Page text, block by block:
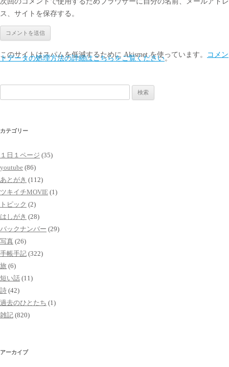
ス、サイトを保存する。
このサイトはスパムを低減するために Akismet を使っています。 コメン
トデータの処理方法の詳細はこちらをご覧ください。
索:
カテゴリー
１日１ページ (35)
youtube (86)
あとがき (112)
ツキイチMOVIE (1)
トピック (2)
はしがき (28)
バックナンバー (29)
写真 (26)
手帳手記 (322)
旅 (6)
短い話 (11)
詩 (42)
過去のひとたち (1)
雑記 (820)
アーカイブ